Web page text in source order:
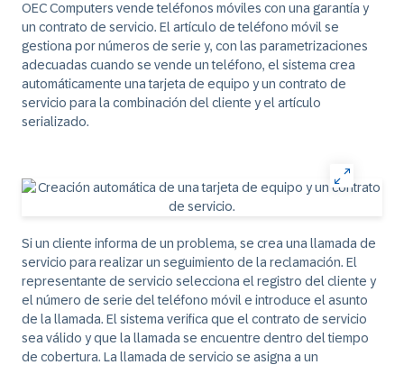
OEC Computers vende teléfonos móviles con una garantía y
un contrato de servicio. El artículo de teléfono móvil se
gestiona por números de serie y, con las parametrizaciones
adecuadas cuando se vende un teléfono, el sistema crea
automáticamente una tarjeta de equipo y un contrato de
servicio para la combinación del cliente y el artículo
serializado.
Si un cliente informa de un problema, se crea una llamada de
servicio para realizar un seguimiento de la reclamación. El
representante de servicio selecciona el registro del cliente y
el número de serie del teléfono móvil e introduce el asunto
de la llamada. El sistema verifica que el contrato de servicio
sea válido y que la llamada se encuentre dentro del tiempo
de cobertura. La llamada de servicio se asigna a un